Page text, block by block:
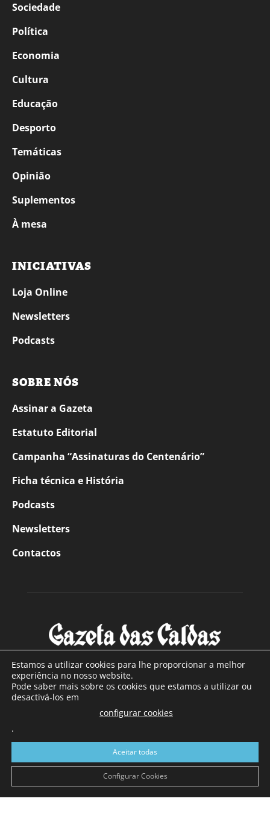
Sociedade
Política
Economia
Cultura
Educação
Desporto
Temáticas
Opinião
Suplementos
À mesa
INICIATIVAS
Loja Online
Newsletters
Podcasts
SOBRE NÓS
Assinar a Gazeta
Estatuto Editorial
Campanha “Assinaturas do Centenário”
Ficha técnica e História
Podcasts
Newsletters
Contactos
SOBRE NÓS
Com sede nas Caldas da Rainha e mais de 90 anos de
a sul de distrito de Leiria, com mais de 40.000 leitores por
toda a região Oeste. Jornal com distribuição em Portugal
Continental e assinatura online.
Estamos a utilizar cookies para lhe proporcionar a melhor
experiência no nosso website.
Pode saber mais sobre os cookies que estamos a utilizar ou
desactivá-los em
configurar cookies
.
Aceitar todas
Configurar Cookies